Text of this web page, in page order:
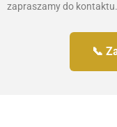
zapraszamy do kontaktu.
📞